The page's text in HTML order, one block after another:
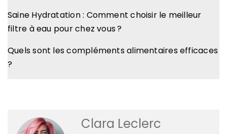
Saine Hydratation : Comment choisir le meilleur
filtre à eau pour chez vous ?
Quels sont les compléments alimentaires efficaces
?
Clara Leclerc